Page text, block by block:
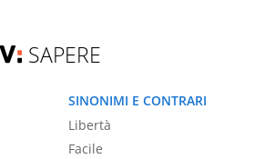
SAPERE
SINONIMI E CONTRARI
Libertà
Facile